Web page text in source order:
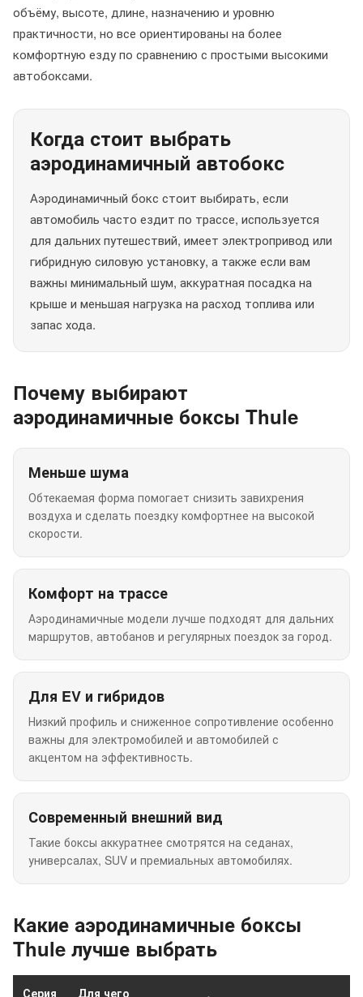
объёму, высоте, длине, назначению и уровню
практичности, но все ориентированы на более
комфортную езду по сравнению с простыми высокими
автобоксами.
Когда стоит выбрать
аэродинамичный автобокс
Аэродинамичный бокс стоит выбирать, если
автомобиль часто ездит по трассе, используется
для дальних путешествий, имеет электропривод или
гибридную силовую установку, а также если вам
важны минимальный шум, аккуратная посадка на
крыше и меньшая нагрузка на расход топлива или
запас хода.
Почему выбирают
аэродинамичные боксы Thule
Меньше шума
Обтекаемая форма помогает снизить завихрения
воздуха и сделать поездку комфортнее на высокой
скорости.
Комфорт на трассе
Аэродинамичные модели лучше подходят для дальних
маршрутов, автобанов и регулярных поездок за город.
Для EV и гибридов
Низкий профиль и сниженное сопротивление особенно
важны для электромобилей и автомобилей с
акцентом на эффективность.
Современный внешний вид
Такие боксы аккуратнее смотрятся на седанах,
универсалах, SUV и премиальных автомобилях.
Какие аэродинамичные боксы
Thule лучше выбрать
Серия Для чего